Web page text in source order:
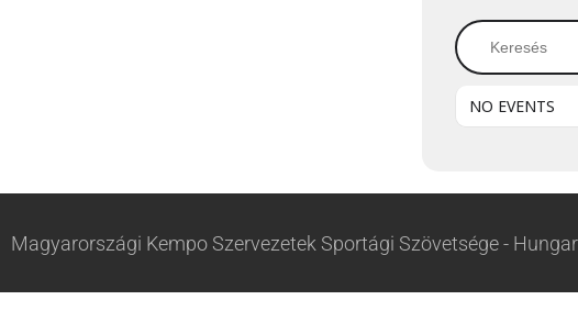
NO EVENTS
Magyarországi Kempo Szervezetek Sportági Szövetsége -